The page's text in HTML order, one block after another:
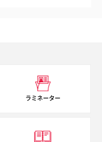
ラミネーター